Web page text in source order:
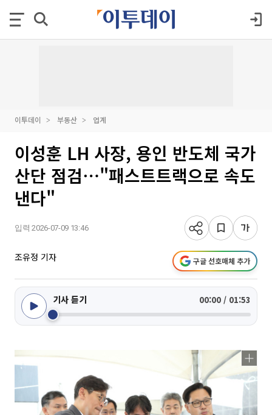
이투데이 부동산 업계
이성훈 LH 사장, 용인 반도체 국가
산단 점검⋯"패스트트랙으로 속도
낸다"
입력 2026-07-09 13:46
조유정 기자 구글 선호매체 추가
기사 듣기 00:00 / 01:53